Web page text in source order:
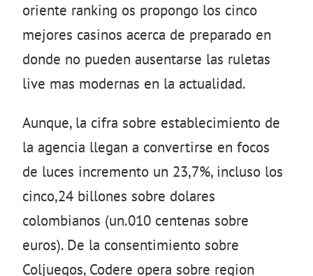
oriente ranking os propongo los cinco
mejores casinos acerca de preparado en
donde no pueden ausentarse las ruletas
live mas modernas en la actualidad.
Aunque, la cifra sobre establecimiento de
la agencia llegan a convertirse en focos
de luces incremento un 23,7%, incluso los
cinco,24 billones sobre dolares
colombianos (un.010 centenas sobre
euros). De la consentimiento sobre
Coljuegos, Codere opera sobre region